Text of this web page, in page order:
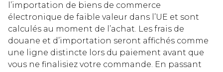
l’importation de biens de commerce
électronique de faible valeur dans l’UE et sont
calculés au moment de l’achat. Les frais de
douane et d’importation seront affichés comme
une ligne distincte lors du paiement avant que
vous ne finalisiez votre commande. En passant